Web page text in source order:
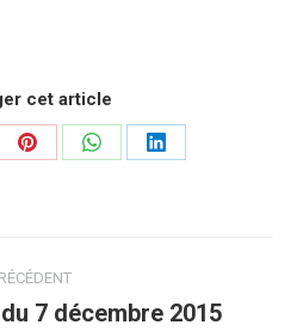
cet article
PartagerPartagerPartager
Article
7 décembre 2015